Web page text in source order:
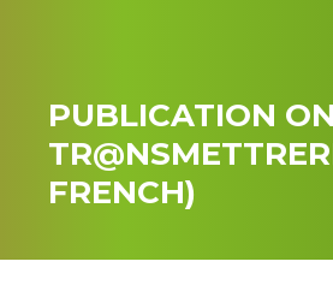
PUBLICATION ON
FRENCH)